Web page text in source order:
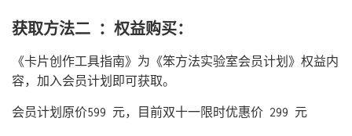
获取方法二 ：权益购买：
《卡片创作工具指南》为《笨方法实验室会员计划》权益内
容，加入会员计划即可获取。 ​
会员计划原价599 元，目前双十一限时优惠价 299 元